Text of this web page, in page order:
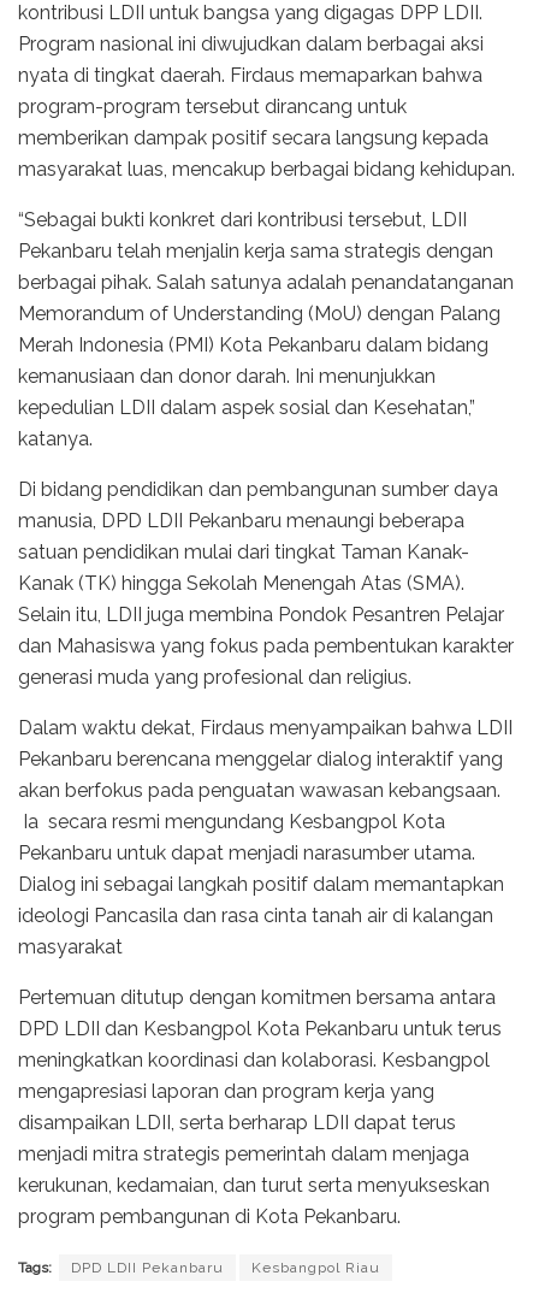
kontribusi LDII untuk bangsa yang digagas DPP LDII.
Program nasional ini diwujudkan dalam berbagai aksi
nyata di tingkat daerah. Firdaus memaparkan bahwa
program-program tersebut dirancang untuk
memberikan dampak positif secara langsung kepada
masyarakat luas, mencakup berbagai bidang kehidupan.
“Sebagai bukti konkret dari kontribusi tersebut, LDII
Pekanbaru telah menjalin kerja sama strategis dengan
berbagai pihak. Salah satunya adalah penandatanganan
Memorandum of Understanding (MoU) dengan Palang
Merah Indonesia (PMI) Kota Pekanbaru dalam bidang
kemanusiaan dan donor darah. Ini menunjukkan
kepedulian LDII dalam aspek sosial dan Kesehatan,”
katanya.
Di bidang pendidikan dan pembangunan sumber daya
manusia, DPD LDII Pekanbaru menaungi beberapa
satuan pendidikan mulai dari tingkat Taman Kanak-
Kanak (TK) hingga Sekolah Menengah Atas (SMA).
Selain itu, LDII juga membina Pondok Pesantren Pelajar
dan Mahasiswa yang fokus pada pembentukan karakter
generasi muda yang profesional dan religius.
Dalam waktu dekat, Firdaus menyampaikan bahwa LDII
Pekanbaru berencana menggelar dialog interaktif yang
akan berfokus pada penguatan wawasan kebangsaan.
Ia secara resmi mengundang Kesbangpol Kota
Pekanbaru untuk dapat menjadi narasumber utama.
Dialog ini sebagai langkah positif dalam memantapkan
ideologi Pancasila dan rasa cinta tanah air di kalangan
masyarakat
Pertemuan ditutup dengan komitmen bersama antara
DPD LDII dan Kesbangpol Kota Pekanbaru untuk terus
meningkatkan koordinasi dan kolaborasi. Kesbangpol
mengapresiasi laporan dan program kerja yang
disampaikan LDII, serta berharap LDII dapat terus
menjadi mitra strategis pemerintah dalam menjaga
kerukunan, kedamaian, dan turut serta menyukseskan
program pembangunan di Kota Pekanbaru.
Tags: DPD LDII Pekanbaru Kesbangpol Riau